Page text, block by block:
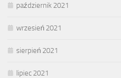
październik 2021
wrzesień 2021
sierpień 2021
lipiec 2021